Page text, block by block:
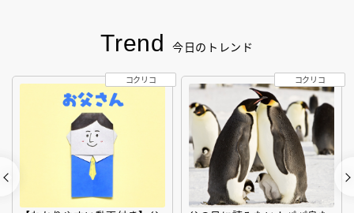
Trend 今日のトレンド
コクリコ コクリコ